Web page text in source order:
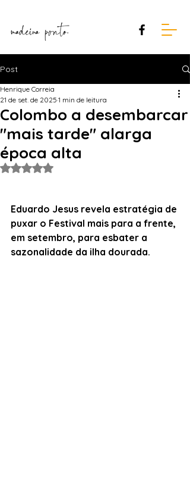
Post
Colombo a desembarcar
"mais tarde" alarga
época alta
Henrique Correia
21 de set. de 2025 1 min de leitura
Avaliado com NaN de 5 estrelas.
Eduardo Jesus revela estratégia de
puxar o Festival mais para a frente,
em setembro, para esbater a
sazonalidade da ilha dourada.